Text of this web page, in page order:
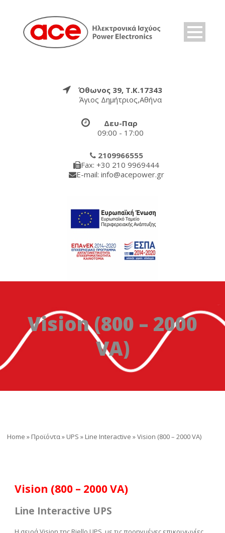
Όθωνος 39, Τ.Κ.17343
Άγιος Δημήτριος,Αθήνα
Δευ-Παρ
09:00 - 17:00
2109966555
Fax: +30 210 9969444
E-mail: info@acepower.gr
Vision (800 – 2000
VA)
Home » Προϊόντα» UPS » Line Interactive »Vision (800 – 2000 VA)
Vision (800 – 2000 VA)
Line Interactive UPS